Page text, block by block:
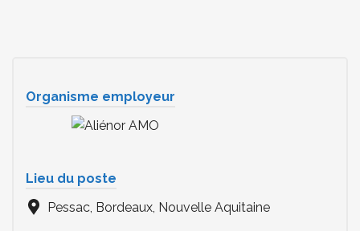
Organisme employeur
Lieu du poste
Pessac, Bordeaux, Nouvelle Aquitaine